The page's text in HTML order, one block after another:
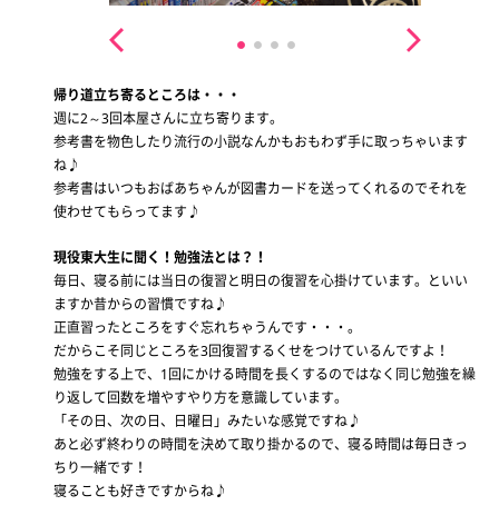
帰り道立ち寄るところは・・・
週に2～3回本屋さんに立ち寄ります。
参考書を物色したり流行の小説なんかもおもわず手に取っちゃいます
ね♪
参考書はいつもおばあちゃんが図書カードを送ってくれるのでそれを
使わせてもらってます♪
現役東大生に聞く！勉強法とは？！
毎日、寝る前には当日の復習と明日の復習を心掛けています。といい
ますか昔からの習慣ですね♪
正直習ったところをすぐ忘れちゃうんです・・・。
だからこそ同じところを3回復習するくせをつけているんですよ！
勉強をする上で、1回にかける時間を長くするのではなく同じ勉強を繰
り返して回数を増やすやり方を意識しています。
「その日、次の日、日曜日」みたいな感覚ですね♪
あと必ず終わりの時間を決めて取り掛かるので、寝る時間は毎日きっ
ちり一緒です！
寝ることも好きですからね♪